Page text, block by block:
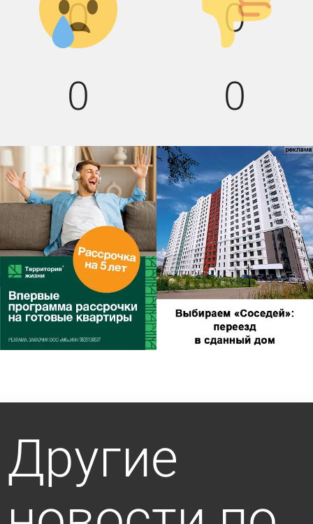
0 0
0 0
Другие